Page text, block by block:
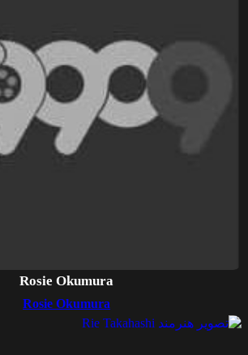
Rosie Okumura
Rosie Okumura